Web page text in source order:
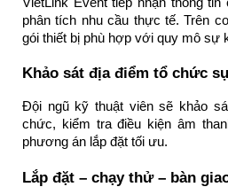
phân tích nhu cầu thực tế. Trên
gói thiết bị phù hợp với quy mô sự
Khảo sát địa điểm tổ chức
Đội ngũ kỹ thuật viên sẽ khảo
chức, kiểm tra điều kiện âm
phương án lắp đặt tối ưu.
Lắp đặt – chạy thử – bàn